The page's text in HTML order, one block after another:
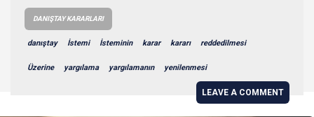
DANIŞTAY KARARLARI
danıştay İstemi İsteminin karar kararı reddedilmesi
Üzerine yargılama yargılamanın yenilenmesi
LEAVE A COMMENT